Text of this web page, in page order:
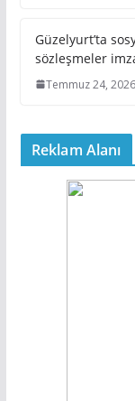
Güzelyurt’ta
sözleşmeler
Temmuz 24, 2026
Reklam Alanı